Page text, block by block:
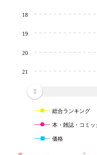
18
19
20
21
総合ランキング
本・雑誌・コミ
価格